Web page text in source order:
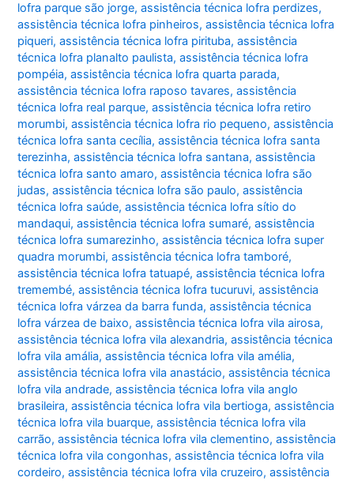
lofra parque são jorge,assistência técnica lofra perdizes,
assistência técnica lofra pinheiros,assistência técnica lofra
piqueri,assistência técnica lofra pirituba,assistência
técnica lofra planalto paulista,assistência técnica lofra
pompéia,assistência técnica lofra quarta parada,
assistência técnica lofra raposo tavares,assistência
técnica lofra real parque,assistência técnica lofra retiro
morumbi,assistência técnica lofra rio pequeno,assistência
técnica lofra santa cecília,assistência técnica lofra santa
terezinha,assistência técnica lofra santana,assistência
técnica lofra santo amaro,assistência técnica lofra são
judas,assistência técnica lofra são paulo,assistência
técnica lofra saúde,assistência técnica lofra sítio do
mandaqui,assistência técnica lofra sumaré,assistência
técnica lofra sumarezinho,assistência técnica lofra super
quadra morumbi,assistência técnica lofra tamboré,
assistência técnica lofra tatuapé,assistência técnica lofra
tremembé,assistência técnica lofra tucuruvi,assistência
técnica lofra várzea da barra funda,assistência técnica
lofra várzea de baixo,assistência técnica lofra vila airosa,
assistência técnica lofra vila alexandria,assistência técnica
lofra vila amália,assistência técnica lofra vila amélia,
assistência técnica lofra vila anastácio,assistência técnica
lofra vila andrade,assistência técnica lofra vila anglo
brasileira,assistência técnica lofra vila bertioga,assistência
técnica lofra vila buarque,assistência técnica lofra vila
carrão,assistência técnica lofra vila clementino,assistência
técnica lofra vila congonhas,assistência técnica lofra vila
cordeiro,assistência técnica lofra vila cruzeiro,assistência